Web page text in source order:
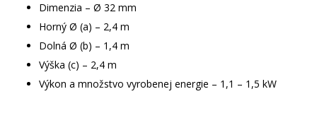
Dimenzia – Ø 32 mm
Horný Ø (a) – 2,4 m
Dolná Ø (b) – 1,4 m
Výška (c) – 2,4 m
Výkon a množstvo vyrobenej energie – 1,1 – 1,5 kW